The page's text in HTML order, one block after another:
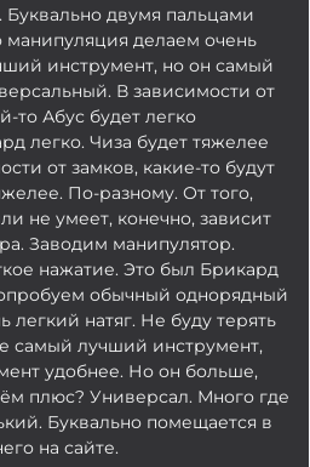
Буквально двумя пальцами
манипуляция делаем очень
инструмент, но он самый
В зависимости от
то Абус будет легко
легко. Чиза будет тяжелее
от замков, какие-то будут
По-разному. От того,
не умеет, конечно, зависит
Заводим манипулятор.
нажатие. Это был Брикард
обычный однорядный
легкий натяг. Не буду терять
самый лучший инструмент,
удобнее. Но он больше,
плюс? Универсал. Много где
Буквально помещается в
на сайте.